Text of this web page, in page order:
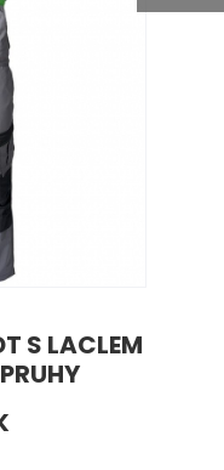
S LACLEM